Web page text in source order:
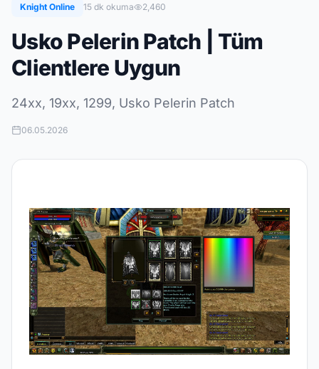
Knight Online 15 dk okuma 2,460
Usko Pelerin Patch | Tüm
Clientlere Uygun
24xx, 19xx, 1299, Usko Pelerin Patch
06.05.2026